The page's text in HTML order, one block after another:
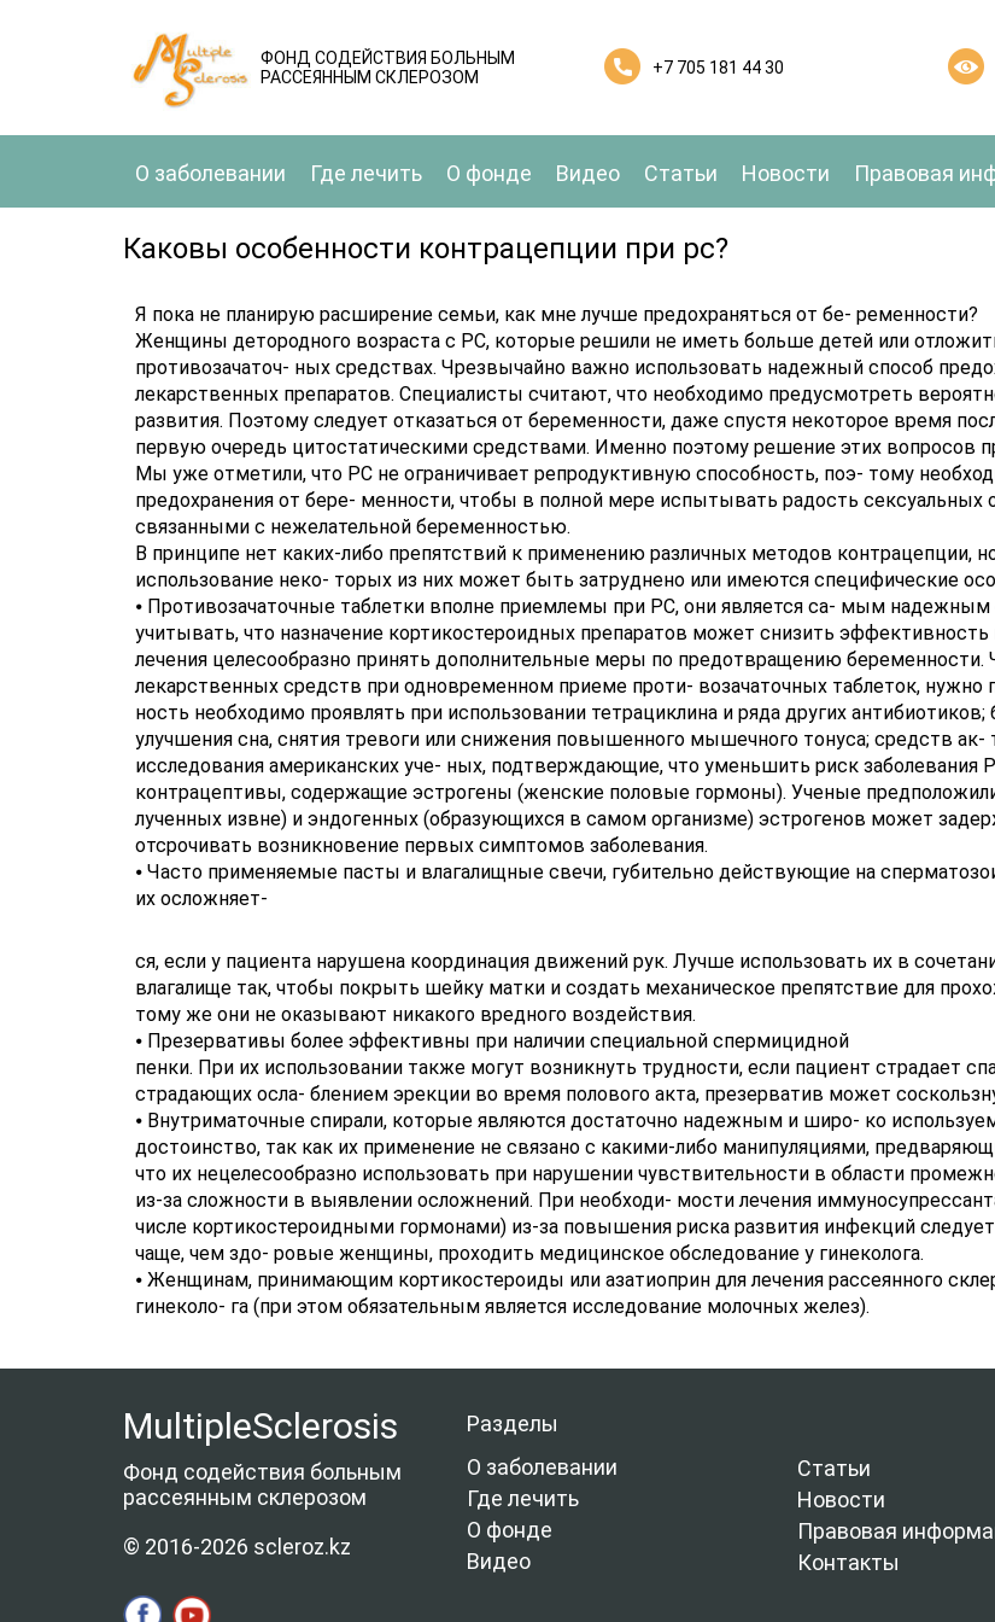
ФОНД СОДЕЙСТВИЯ БОЛЬНЫМ
РАССЕЯННЫМ СКЛЕРОЗОМ
+7 705 181 44 30
О заболевании Где лечить О фонде Видео Статьи Новости Правовая
Каковы особенности контрацепции при рс?
Я пока не планирую расширение семьи, как мне лучше предохраняться от бе- ременности?
Женщины детородного возраста с РС, которые решили не иметь больше детей или
противозачаточ- ных средствах. Чрезвычайно важно использовать надежный способ
лекарственных препаратов. Специалисты считают, что необходимо предусмотреть
развития. Поэтому следует отказаться от беременности, даже спустя некоторое время
первую очередь цитостатическими средствами. Именно поэтому решение этих вопросов
Мы уже отметили, что РС не ограничивает репродуктивную способность, поэ- тому
предохранения от бере- менности, чтобы в полной мере испытывать радость
связанными с нежелательной беременностью.
В принципе нет каких-либо препятствий к применению различных методов контрацепции,
использование неко- торых из них может быть затруднено или имеются специфические
⦁ Противозачаточные таблетки вполне приемлемы при РС, они является са- мым
учитывать, что назначение кортикостероидных препаратов может снизить
лечения целесообразно принять дополнительные меры по предотвращению
лекарственных средств при одновременном приеме проти- возачаточных таблеток,
ность необходимо проявлять при использовании тетрациклина и ряда других
улучшения сна, снятия тревоги или снижения повышенного мышечного тонуса; средств
исследования американских уче- ных, подтверждающие, что уменьшить риск заболевания
контрацептивы, содержащие эстрогены (женские половые гормоны). Ученые
лученных извне) и эндогенных (образующихся в самом организме) эстрогенов может
отсрочивать возникновение первых симптомов заболевания.
⦁ Часто применяемые пасты и влагалищные свечи, губительно действующие на
их осложняет-
ся, если у пациента нарушена координация движений рук. Лучше использовать их в
влагалище так, чтобы покрыть шейку матки и создать механическое препятствие для
тому же они не оказывают никакого вредного воздействия.
⦁ Презервативы более эффективны при наличии специальной спермицидной
пенки. При их использовании также могут возникнуть трудности, если пациент страдает
страдающих осла- блением эрекции во время полового акта, презерватив может
⦁ Внутриматочные спирали, которые являются достаточно надежным и широ- ко
достоинство, так как их применение не связано с какими-либо манипуляциями,
что их нецелесообразно использовать при нарушении чувствительности в области
из-за сложности в выявлении осложнений. При необходи- мости лечения
числе кортикостероидными гормонами) из-за повышения риска развития инфекций
чаще, чем здо- ровые женщины, проходить медицинское обследование у гинеколога.
⦁ Женщинам, принимающим кортикостероиды или азатиоприн для лечения рассеянного
гинеколо- га (при этом обязательным является исследование молочных желез).
MultipleSclerosis
Фонд содействия больным
рассеянным склерозом
© 2016-2026 scleroz.kz
Разделы
О заболевании
Где лечить
О фонде
Видео
Статьи
Новости
Правовая
Контакты